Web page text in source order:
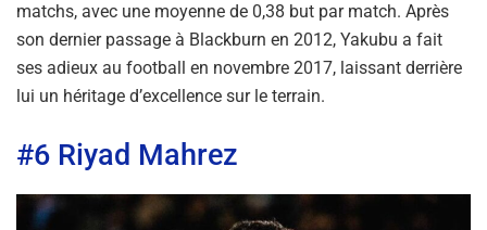
matchs, avec une moyenne de 0,38 but par match. Après
son dernier passage à Blackburn en 2012, Yakubu a fait
ses adieux au football en novembre 2017, laissant derrière
lui un héritage d’excellence sur le terrain.
#6 Riyad Mahrez